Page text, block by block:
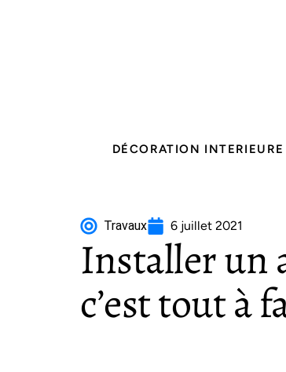
DÉCORATION INTERIEURE
Travaux 6 juillet 2021
Installer un
c’est tout à